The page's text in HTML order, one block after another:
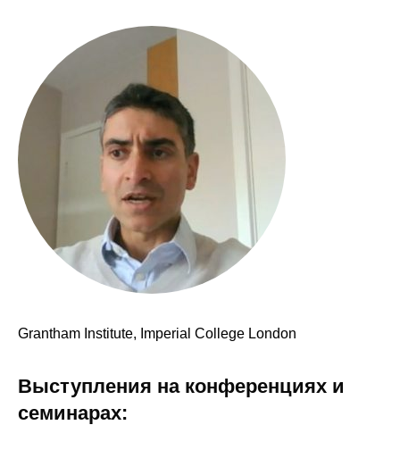
Научные подразделения
Администрация
Сотрудники
Отчетность
Противодействие коррупции
Материалы для СМИ
Grantham Institute, Imperial College London
Выступления на конференциях и
семинарах: